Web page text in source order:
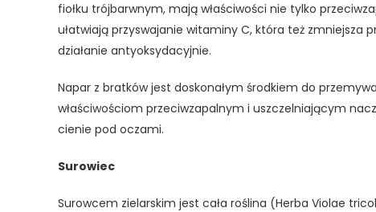
fiołku trójbarwnym, mają właściwości nie tylko
ułatwiają przyswajanie witaminy C, która też
działanie antyoksydacyjnie.
Napar z bratków jest doskonałym środkiem do
właściwościom przeciwzapalnym i uszczelniającym
cienie pod oczami.
Surowiec
Surowcem zielarskim jest cała roślina (Herba Violae